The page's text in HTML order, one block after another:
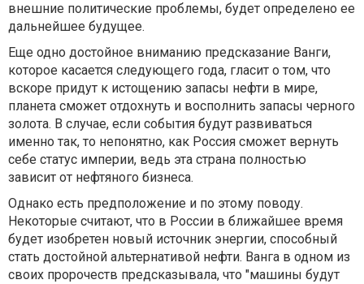
внешние политические проблемы, будет определено ее
дальнейшее будущее.
Еще одно достойное вниманию предсказание Ванги,
которое касается следующего года, гласит о том, что
вскоре придут к истощению запасы нефти в мире,
планета сможет отдохнуть и восполнить запасы черного
золота. В случае, если события будут развиваться
именно так, то непонятно, как Россия сможет вернуть
себе статус империи, ведь эта страна полностью
зависит от нефтяного бизнеса.
Однако есть предположение и по этому поводу.
Некоторые считают, что в России в ближайшее время
будет изобретен новый источник энергии, способный
стать достойной альтернативой нефти. Ванга в одном из
своих пророчеств предсказывала, что "машины будут